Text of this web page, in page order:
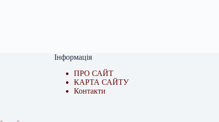
Інформація
ПРО САЙТ
КАРТА САЙТУ
Контакти